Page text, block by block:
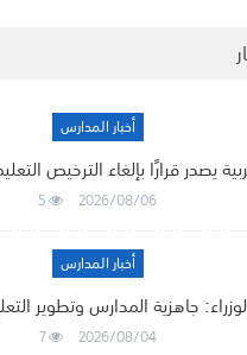
أخبار المدارس
يصدر قرارًا بإلغاء الترخيص
2026/08/06
5
أخبار المدارس
جاهزية المدارس وتطوير
2026/08/04
7